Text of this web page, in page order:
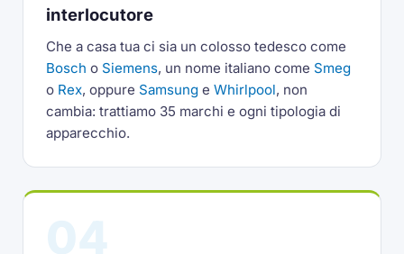
interlocutore
Che a casa tua ci sia un colosso tedesco come
Bosch o Siemens, un nome italiano come Smeg
o Rex, oppure Samsung eWhirlpool, non
cambia: trattiamo 35 marchi e ogni tipologia di
apparecchio.